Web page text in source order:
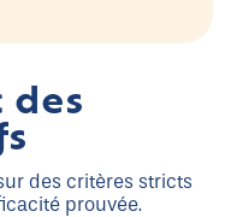
des
des critères stricts
prouvée.